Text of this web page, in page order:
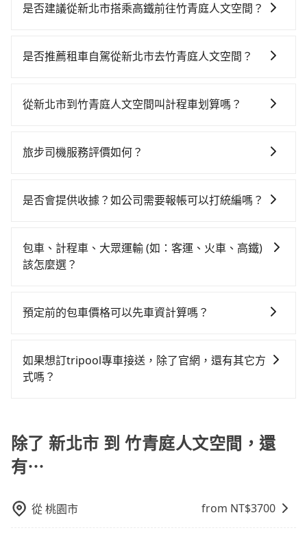
是否建議從新北市搭乘高鐵前往竹青庭人文空間？
舒適、較貴、費時！不過從最早一班車06:26到末班車
市永和區前往最靠近的台北高鐵站，叫一輛計程車花費
分鐘（平均71分）的高鐵從台北站前往彰化高鐵站，每
庭人文空間 (南投縣竹山鎮) 的目的地。全程加上轉車時
接送，則每人平均花費約1,020元，費時2小時24分鐘。
選擇搭乘高鐵而不預約包車，不僅每人至少額外負擔0元
可參考tripool的拼車共乘服務，最多可再節省50%的交
是否推薦租車自駕從新北市去竹青庭人文空間？
時不需要閉目養神（因為要自己開車），最重要的是你
$115~205承租小轎車，每公里再額外加收$3.2，從新北
達目的地後多久原路返回），雖已將eTag和可能的每小
車型，如Toyota Yaris、Prius C、Vios這類乘坐體驗較
差的車款，如果人數超過四位，更是沒有較大的七人座
凹的車門仍未被修理，每一次租車都好像在開樂透一
車位，對於急著用車或者要載其他乘客的人來說就有不
小的風險。最後，雖然路邊隨租隨還看似方便，但實際
從新北市到竹青庭人文空間叫計程車划算嗎？
灣大車隊、Uber、Line Taxi、Yoxi等，如果在路邊攔不
tripool可省高達$2,600。但如果要考慮到回程，南投縣
以上，無論在價格或服務品質上，tripool都是你從新北
市到竹青庭人文空間的最佳選擇。
旅步司機服務評價如何？
機非常高的評價，認為他們非常專業且親切！讓他們的
是否會提供收據？如公司需要報帳可以打統編嗎？
旅行業代收轉付電子收據，如果公司需要報公帳，在預
約付款前可以輸入公司的抬頭與統編，可向國稅局報
包車、計程車、大眾運輸 (如：客運、火車、高鐵)
該怎麼選？
擇： 預算：不同交通工具價格不同，可先確定您的預
比較寬鬆且不介意耗時轉乘可選大眾運輸或較貴的計程
車。 旅行人數：人數多時包車較方便舒適且每個人攤提
和方便性可選包車和計程車，喜歡探險和體驗當地文化
則可搭乘大眾運輸。
預定前的包車價格可以先車資計算嗎？
無隱藏費用，讓您可以隨時掌握交通開支。
如果想訂tripool專車接送，除了官網，還有其它方
式嗎？
預定。(ios系統近期即將上線，敬請期待！)
除了 新北市 到 竹青庭人文空間，還
有⋯
從桃園市 from NT$3700